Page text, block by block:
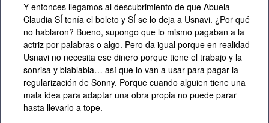
Y entonces llegamos al descubrimiento de que Abuela
Claudia SÍ tenía el boleto y SÍ se lo deja a Usnavi. ¿Por qué
no hablaron? Bueno, supongo que lo mismo pagaban a la
actriz por palabras o algo. Pero da igual porque en realidad
Usnavi no necesita ese dinero porque tiene el trabajo y la
sonrisa y blablabla… así que lo van a usar para pagar la
regularización de Sonny. Porque cuando alguien tiene una
mala idea para adaptar una obra propia no puede parar
hasta llevarlo a tope.